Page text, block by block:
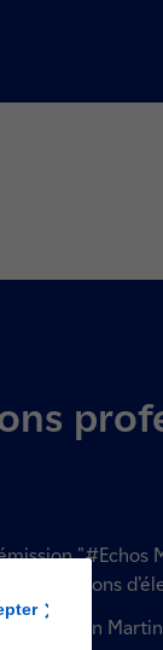
"#Echos
productions
d'EDF en